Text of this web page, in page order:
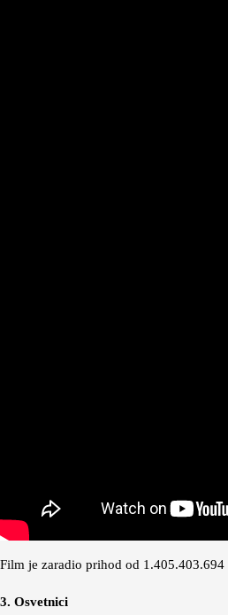
Film je zaradio prihod od
3. Osvetnici